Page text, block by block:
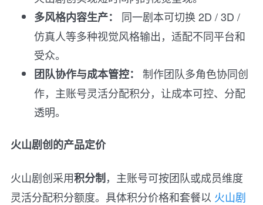
多风格内容生产：
同一剧本可切换 2D / 3D /
仿真人等多种视觉风格输出，适配不同平台和
受众。
团队协作与成本管控：
制作团队多角色协同创
作，主账号灵活分配积分，让成本可控、分配
透明。
火山剧创的产品定价
火山剧创采用积分制，主账号可按团队或成员维度
灵活分配积分额度。具体积分价格和套餐以 火山剧